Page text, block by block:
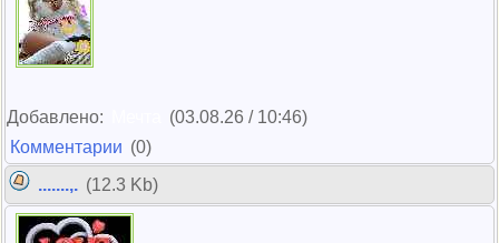
Добавлено:
(03.08.26 / 10:46)
Комментарии (0)
.......,. (12.3 Kb)